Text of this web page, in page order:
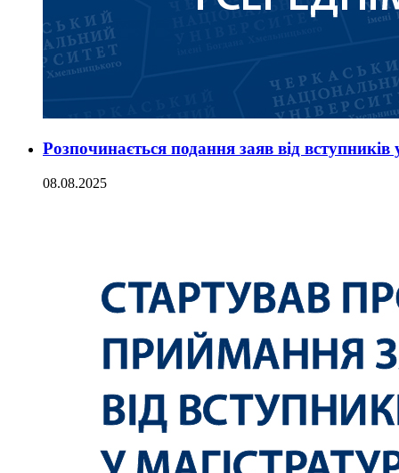
Розпочинається подання заяв від вступників
08.08.2025